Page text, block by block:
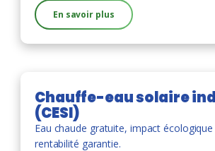
En savoir plus
Chauffe-eau solaire
(CESI)
Eau chaude gratuite, impact
rentabilité garantie.